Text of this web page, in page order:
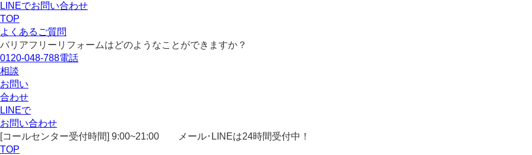
LINEでお問い合わせ
TOP
よくあるご質問
バリアフリーリフォームはどのようなことができますか？
0120-048-788電話
相談
お問い
合わせ
LINEで
お問い合わせ
[コールセンター受付時間] 9:00~21:00 メール･LINEは24時間受付中！
TOP